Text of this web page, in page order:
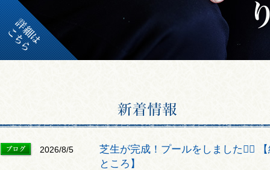
2026/8/5
芝生が完成！プールをしました🏊‍♂️
ところ】